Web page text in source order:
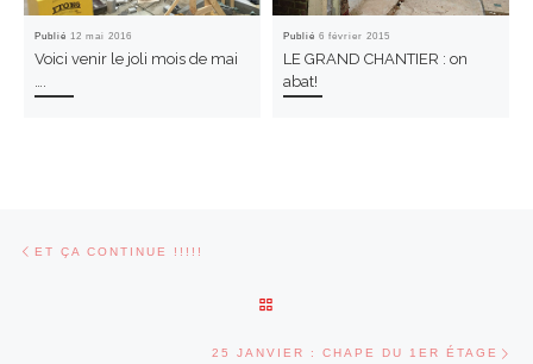
Publié12 mai 2016
Voici venir le joli mois de mai
Publié6 février 2015
LE GRAND CHANTIER : on
abat!
Parcourir les articles
ET ÇA CONTINUE !!!!!
25 JANVIER : CHAPE DU 1ER ÉTAGE